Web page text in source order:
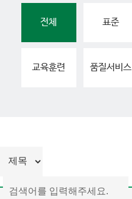
전체 표준
교육훈련 품질서비스